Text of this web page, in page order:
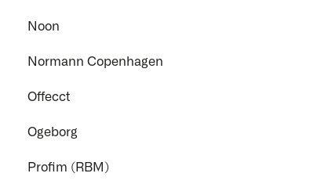
Noon
Normann Copenhagen
Offecct
Ogeborg
Profim (RBM)